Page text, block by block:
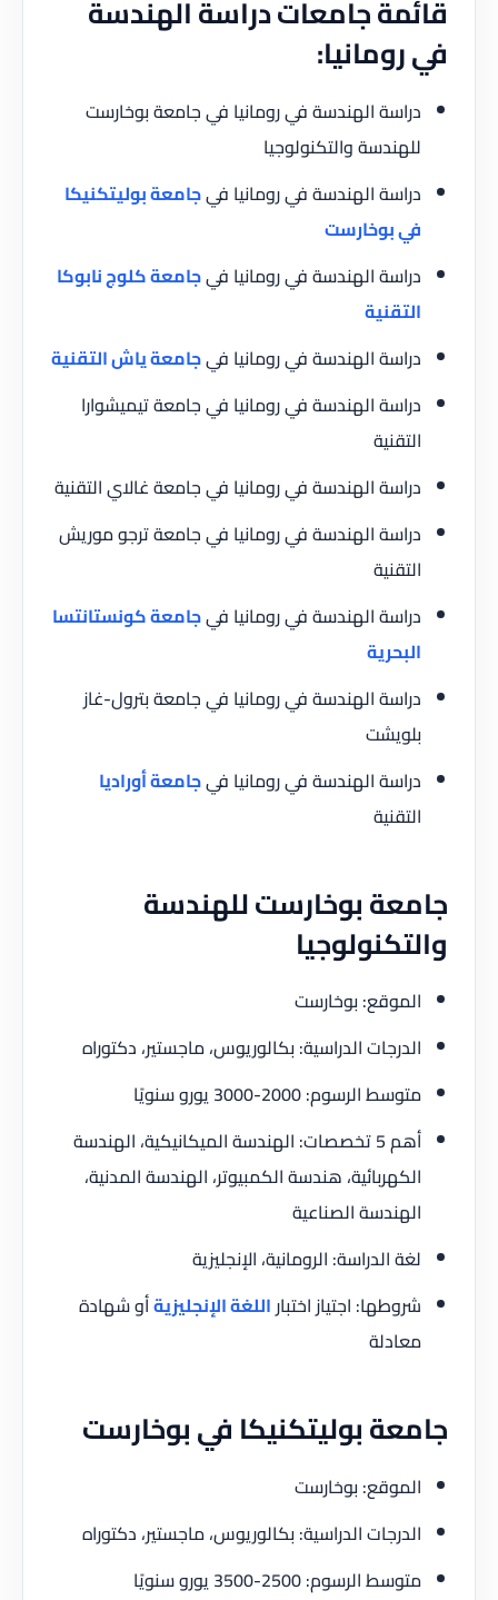
قائمة جامعات دراسة الهندسة
في رومانيا:
دراسة الهندسة في رومانيا في جامعة بوخارست
للهندسة والتكنولوجيا
دراسة الهندسة في رومانيا فيجامعة بوليتكنيكا
في بوخارست
دراسة الهندسة في رومانيا فيجامعة كلوج نابوكا
التقنية
دراسة الهندسة في رومانيا فيجامعة ياش التقنية
دراسة الهندسة في رومانيا في جامعة تيميشوارا
التقنية
دراسة الهندسة في رومانيا في جامعة غالاي التقنية
دراسة الهندسة في رومانيا في جامعة ترجو موريش
التقنية
دراسة الهندسة في رومانيا فيجامعة كونستانتسا
البحرية
دراسة الهندسة في رومانيا في جامعة بترول-غاز
بلويشت
دراسة الهندسة في رومانيا فيجامعة أوراديا
التقنية
جامعة بوخارست للهندسة
والتكنولوجيا
الموقع: بوخارست
الدرجات الدراسية: بكالوريوس، ماجستير، دكتوراه
متوسط الرسوم: 2000-3000 يورو سنويًا
أهم 5 تخصصات: الهندسة الميكانيكية، الهندسة
الكهربائية، هندسة الكمبيوتر، الهندسة المدنية،
الهندسة الصناعية
لغة الدراسة: الرومانية، الإنجليزية
شروطها: اجتياز اختباراللغة الإنجليزيةأو شهادة
معادلة
جامعة بوليتكنيكا في بوخارست
الموقع: بوخارست
الدرجات الدراسية: بكالوريوس، ماجستير، دكتوراه
متوسط الرسوم: 2500-3500 يورو سنويًا